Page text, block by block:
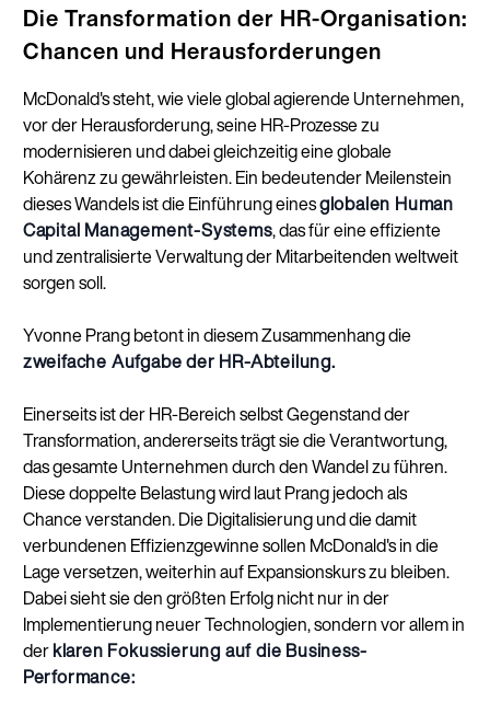
Die Transformation der HR-Organisation:
Chancen und Herausforderungen
McDonald's steht, wie viele global agierende Unternehmen,
vor der Herausforderung, seine HR-Prozesse zu
modernisieren und dabei gleichzeitig eine globale
Kohärenz zu gewährleisten. Ein bedeutender Meilenstein
dieses Wandels ist die Einführung einesglobalen Human
Capital Management-Systems, das für eine effiziente
und zentralisierte Verwaltung der Mitarbeitenden weltweit
sorgen soll.
Yvonne Prang betont in diesem Zusammenhang die
zweifache Aufgabe der HR-Abteilung.
Einerseits ist der HR-Bereich selbst Gegenstand der
Transformation, andererseits trägt sie die Verantwortung,
das gesamte Unternehmen durch den Wandel zu führen.
Diese doppelte Belastung wird laut Prang jedoch als
Chance verstanden. Die Digitalisierung und die damit
verbundenen Effizienzgewinne sollen McDonald's in die
Lage versetzen, weiterhin auf Expansionskurs zu bleiben.
Dabei sieht sie den größten Erfolg nicht nur in der
Implementierung neuer Technologien, sondern vor allem in
derklaren Fokussierung auf die Business-
Performance: